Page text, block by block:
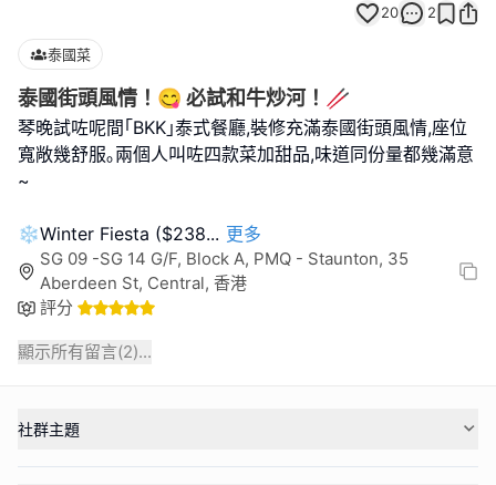
20 2
泰國菜
泰國街頭風情！😋 必試和牛炒河！🥢
琴晚試咗呢間｢BKK｣泰式餐廳,裝修充滿泰國街頭風情,座位
寬敞幾舒服｡兩個人叫咗四款菜加甜品,味道同份量都幾滿意
~
❄️Winter Fiesta ($238... 更多
SG 09 -SG 14 G/F, Block A, PMQ - Staunton, 35
Aberdeen St, Central, 香港
評分
顯示所有留言(2)...
社群主題